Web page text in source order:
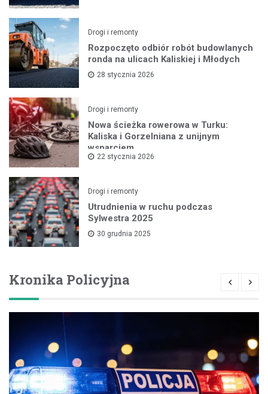
Drogi i remonty
Rozpoczęto odbiór robót budowlanych
ronda na ulicach Kaliskiej i Młodych
28 stycznia 2026
Drogi i remonty
Nowa ścieżka rowerowa w Turku:
Kaliska i Gorzelniana z unijnym
wsparciem
22 stycznia 2026
Drogi i remonty
Utrudnienia w ruchu podczas
Sylwestra 2025
30 grudnia 2025
Kronika Policyjna